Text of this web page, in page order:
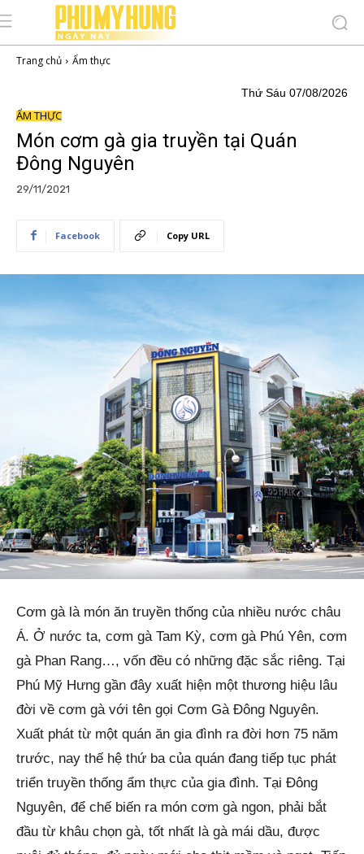
Trang chủ Ẩm thực
Thứ Sáu 07/08/2026
ẨM THỰC
Món cơm gà gia truyền tại Quán
Đông Nguyên
29/11/2021
Facebook Copy URL
Cơm gà là món ăn truyền thống của nhiều nước châu
Á. Ở nước ta, cơm gà Tam Kỳ, cơm gà Phú Yên, cơm
gà Phan Rang…, vốn đều có những đặc sắc riêng. Tại
Phú Mỹ Hưng gần đây xuất hiện một thương hiệu lâu
đời về cơm gà với tên gọi Cơm Gà Đông Nguyên.
Xuất phát từ một quán ăn gia đình ra đời hơn 75 năm
trước, nay thế hệ thứ ba của quán đang tiếp tục phát
triển truyền thống ẩm thực của gia đình. Tại Đông
Nguyên, để chế biến ra món cơm gà ngon, phải bắt
đầu từ khâu chọn gà, tốt nhất là gà mái dầu, được